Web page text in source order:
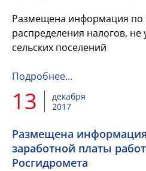
Размещена информация по
распределения налогов,
сельских поселений
Подробнее…
13
декабря
2017
Размещена
заработной платы
Росгидромета